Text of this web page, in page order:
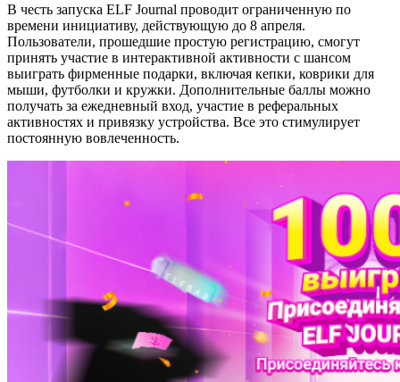
В честь запуска ELF Journal проводит ограниченную по
времени инициативу, действующую до 8 апреля.
Пользователи, прошедшие простую регистрацию, смогут
принять участие в интерактивной активности с шансом
выиграть фирменные подарки, включая кепки, коврики для
мыши, футболки и кружки. Дополнительные баллы можно
получать за ежедневный вход, участие в реферальных
активностях и привязку устройства. Все это стимулирует
постоянную вовлеченность.